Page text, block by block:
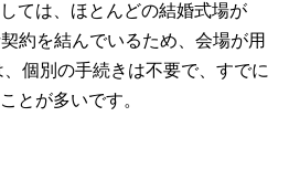
ては、ほとんどの結婚式場が
約を結んでいるため、会場が用
個別の手続きは不要で、すでに
とが多いです。